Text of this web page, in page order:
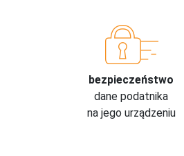
bezpieczeństwo
dane podatnika
na jego urządzeniu